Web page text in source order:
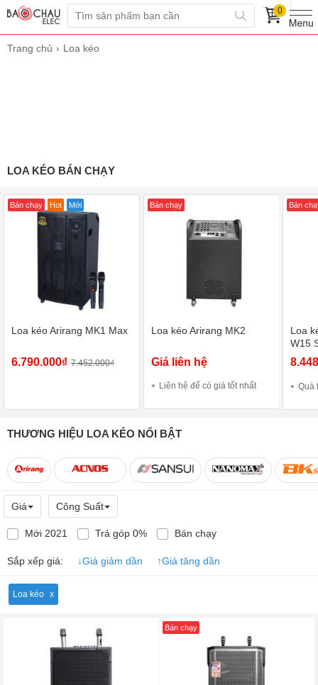
0
Trang chủ Loa kéo
LOA KÉO BÁN CHẠY
Loa kéo Arirang MK1 Max
6.790.000₫ 7.452.000₫
Bán chạy Hot Mới
Loa kéo Arirang MK2
Giá liên hệ
Liên hệ để có giá tốt nhất
Bán chạy
Loa
W15
Quà
Bán
THƯƠNG HIỆU LOA KÉO NỔI BẬT
Giá Công Suất
Mới 2021 Trả góp 0% Bán chạy
Sắp xếp giá: ↓Giá giảm dần ↑Giá tăng dần
Loa kéo
Bán chạy